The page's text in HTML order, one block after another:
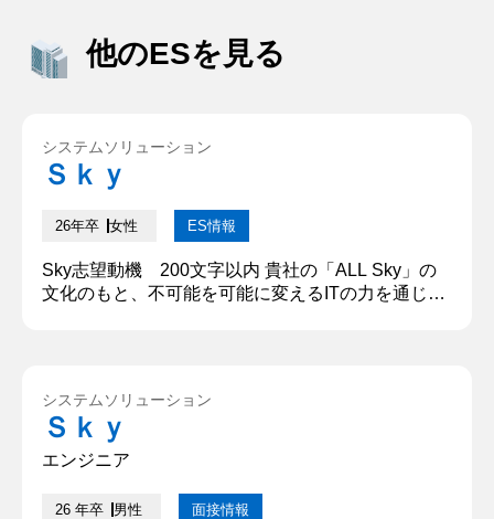
他のESを見る
システムソリューション
Ｓｋｙ
26年卒 女性 ES情報
Sky志望動機 200文字以内 貴社の「ALL Sky」の
文化のもと、不可能を可能に変えるITの力を通じて
ア開発と提供により、豊かな情報社会の実現に貢献
している。私自身も貴社の一員として、世の中に豊
かさをもたらすサー...
システムソリューション
Ｓｋｙ
エンジニア
26 年卒 男性 面接情報